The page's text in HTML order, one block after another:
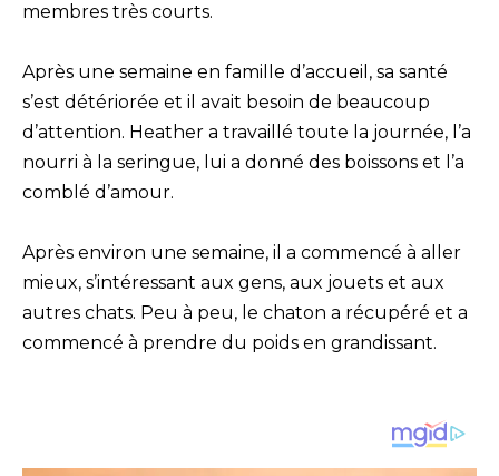
membres très courts.
Après une semaine en famille d’accueil, sa santé
s’est détériorée et il avait besoin de beaucoup
d’attention. Heather a travaillé toute la journée, l’a
nourri à la seringue, lui a donné des boissons et l’a
comblé d’amour.
Après environ une semaine, il a commencé à aller
mieux, s’intéressant aux gens, aux jouets et aux
autres chats. Peu à peu, le chaton a récupéré et a
commencé à prendre du poids en grandissant.